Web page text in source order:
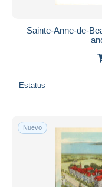
Sainte-Anne-de-
Estatus
Nuevo